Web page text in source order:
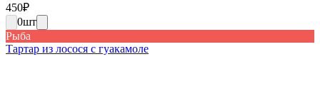
450₽
0шт
Рыба
Тартар из лосося с гуакамоле